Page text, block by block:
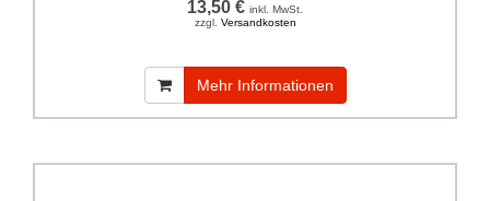
13,50 € inkl. MwSt.
zzgl. Versandkosten
Mehr Informationen